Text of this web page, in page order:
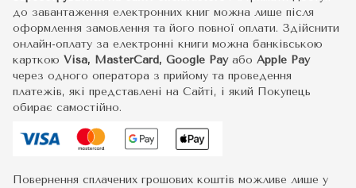
до завантаження електронних книг можна лише після
оформлення замовлення та його повної оплати. Здійснити
онлайн-оплату за електронні книги можна банківською
карткою Visa, MasterCard, Google Pay або Apple Pay
через одного оператора з прийому та проведення
платежів, які представлені на Сайті, і який Покупець
обирає самостійно.
Повернення сплачених грошових коштів можливе лише у